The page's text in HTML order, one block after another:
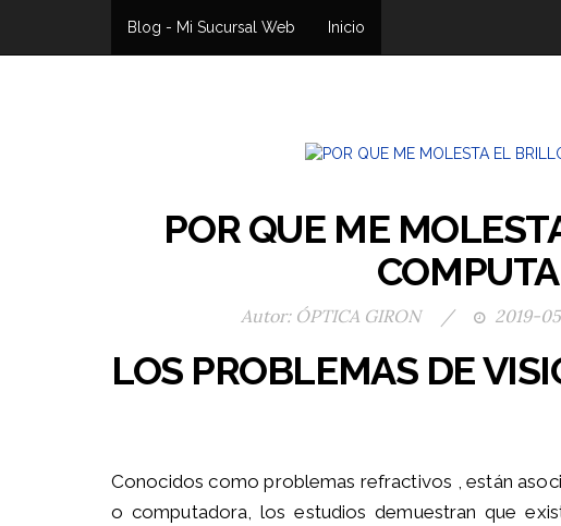
Blog - Mi Sucursal Web Inicio
POR QUE ME
Autor: ÓPTICA GIRON / 2019-
LOS PROBLEMAS DE
Conocidos como problemas refractivos , están
o computadora, los estudios demuestran que